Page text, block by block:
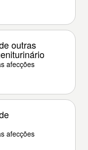
outras
afecções
afecções